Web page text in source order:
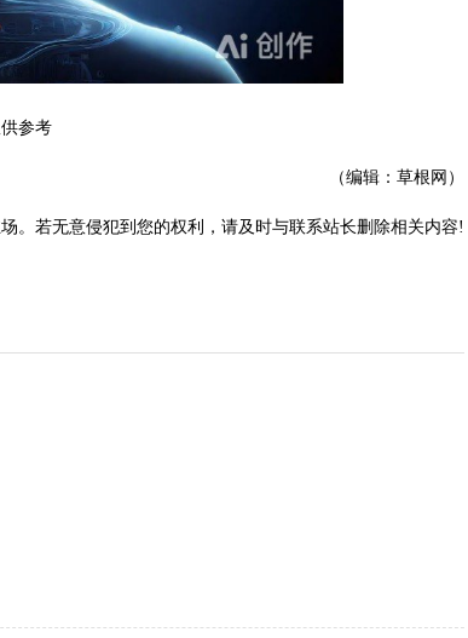
参考
（编辑：草根网）
。若无意侵犯到您的权利，请及时与联系站长删除相关内容!